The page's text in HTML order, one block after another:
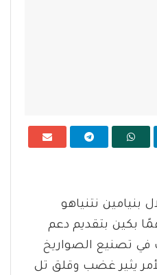
بنيامين نتنياهو
بكين بتقديم دعم
تصنيع الصواريخ
الأمر يثير غضب وقلق تل